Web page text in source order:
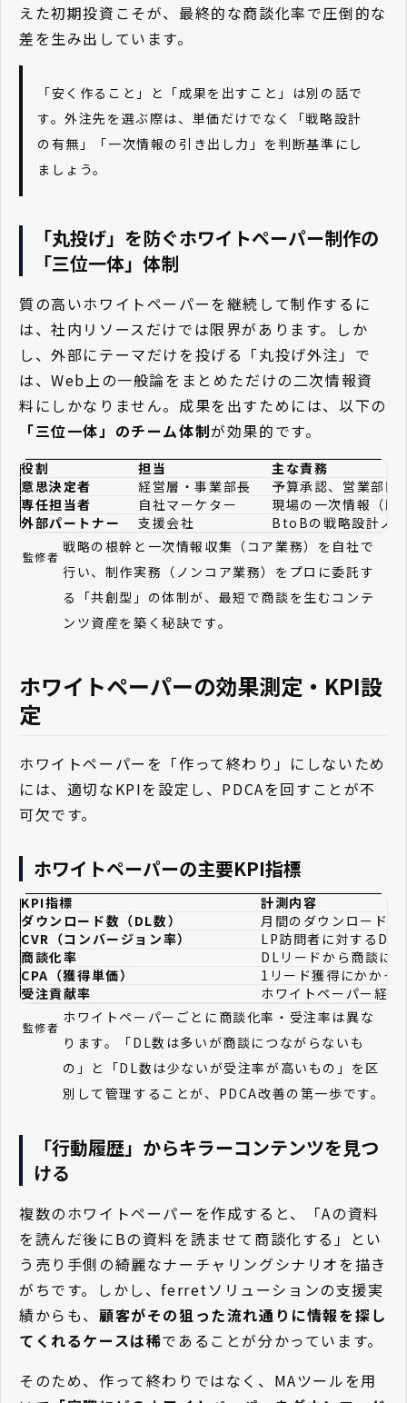
えた初期投資こそが、最終的な商談化率で圧倒的な
差を生み出しています。
「安く作ること」と「成果を出すこと」は別の話で
す。外注先を選ぶ際は、単価だけでなく「戦略設計
の有無」「一次情報の引き出し力」を判断基準にし
ましょう。
「丸投げ」を防ぐホワイトペーパー制作の
「三位一体」体制
質の高いホワイトペーパーを継続して制作するに
は、社内リソースだけでは限界があります。しか
し、外部にテーマだけを投げる「丸投げ外注」で
は、Web上の一般論をまとめただけの二次情報資
料にしかなりません。成果を出すためには、以下の
「三位一体」のチーム体制が効果的です。
役割 担当
主な責務
意思決定者
経営層・事業部長
予算承認、営業部門
専任担当者
自社マーケター
現場の一次情報（顧
外部パートナー
支援会社 BtoBの戦略設計ノ
監修者
戦略の根幹と一次情報収集（コア業務）を自社で
行い、制作実務（ノンコア業務）をプロに委託す
る「共創型」の体制が、最短で商談を生むコンテ
ンツ資産を築く秘訣です。
ホワイトペーパーの効果測定・KPI設
定
ホワイトペーパーを「作って終わり」にしないため
には、適切なKPIを設定し、PDCAを回すことが不
可欠です。
ホワイトペーパーの主要KPI指標
KPI指標
計測内容
ダウンロード数（DL数）
月間のダウンロード件
CVR（コンバージョン率）
LP訪問者に対するDL
商談化率
DLリードから商談に
CPA（獲得単価）
1リード獲得にかかっ
受注貢献率
ホワイトペーパー経
監修者
ホワイトペーパーごとに商談化率・受注率は異な
ります。「DL数は多いが商談につながらないも
の」と「DL数は少ないが受注率が高いもの」を区
別して管理することが、PDCA改善の第一歩です。
「行動履歴」からキラーコンテンツを見つ
ける
複数のホワイトペーパーを作成すると、「Aの資料
を読んだ後にBの資料を読ませて商談化する」とい
う売り手側の綺麗なナーチャリングシナリオを描き
がちです。しかし、ferretソリューションの支援実
績からも、 顧客がその狙った流れ通りに情報を探し
てくれるケースは稀であることが分かっています。
そのため、作って終わりではなく、MAツールを用